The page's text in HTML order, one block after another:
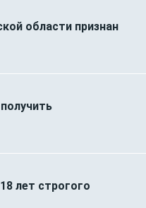
области признан
лет строгого